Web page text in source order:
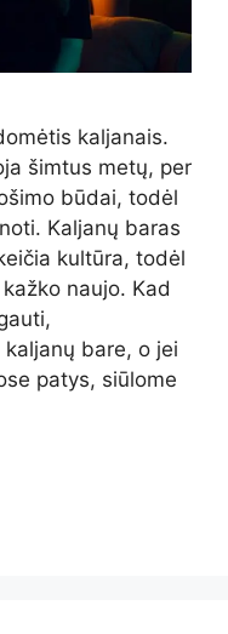
kaljanais.
šimtus metų, per
būdai, todėl
Kaljanų baras
kultūra, todėl
naujo. Kad
bare, o jei
patys, siūlome